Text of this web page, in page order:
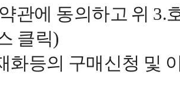
관에 동의하고 위 3.
클릭)
의 구매신청 및 이